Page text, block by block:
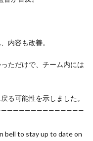
内容も改善。
ただけで、チーム内には
る可能性を示しました。
bell to stay up to date on